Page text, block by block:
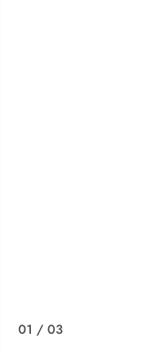
01 / 03